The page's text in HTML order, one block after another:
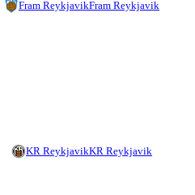
Fram ReykjavikFram Reykjavik
KR ReykjavikKR Reykjavik